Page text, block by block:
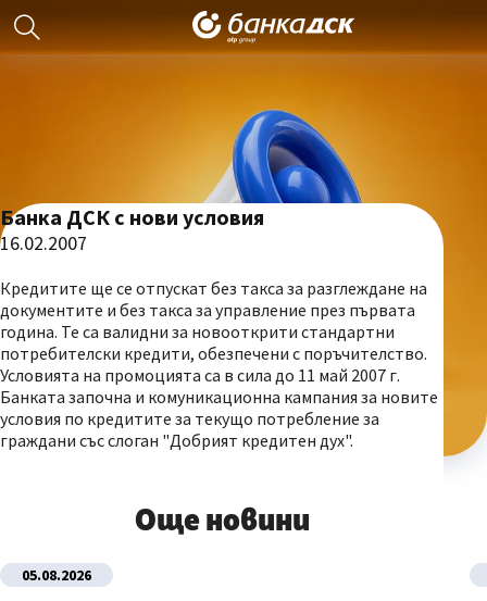
Банка ДСК с нови условия
16.02.2007
Кредитите ще се отпускат без такса за разглеждане на
документите и без такса за управление през първата
година. Те са валидни за новооткрити стандартни
потребителски кредити, обезпечени с поръчителство.
Условията на промоцията са в сила до 11 май 2007 г.
Банката започна и комуникационна кампания за новите
условия по кредитите за текущо потребление за
граждани със слоган "Добрият кредитен дух".
Още новини
05.08.2026